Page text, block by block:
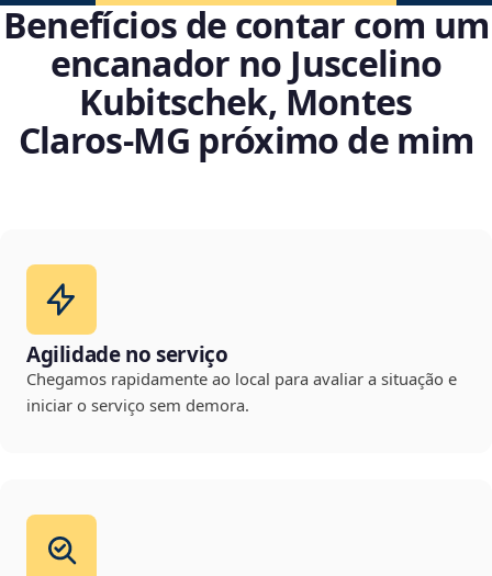
Benefícios de contar com um
encanador no Juscelino
Kubitschek, Montes
Claros‑MG próximo de mim
Agilidade no serviço
Chegamos rapidamente ao local para avaliar a situação e
iniciar o serviço sem demora.